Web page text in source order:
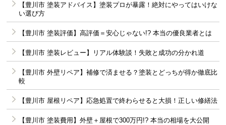
【豊川市 塗装アドバイス】塗装プロが暴露！絶対にやってはいけな
い選び方
【豊川市 塗装評価】高評価＝安心じゃない!? 本当の優良業者とは
【豊川市 塗装レビュー】リアル体験談！失敗と成功の分かれ道
【豊川市 外壁リペア】補修で済ませる？塗装とどっちが得か徹底比
較
【豊川市 屋根リペア】応急処置で終わらせると大損！正しい修繕法
【豊川市 塗装費用】外壁＋屋根で300万円!? 本当の相場を大公開